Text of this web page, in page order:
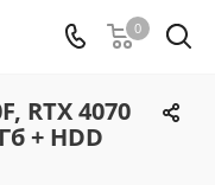
0
RTX 4070
+ HDD